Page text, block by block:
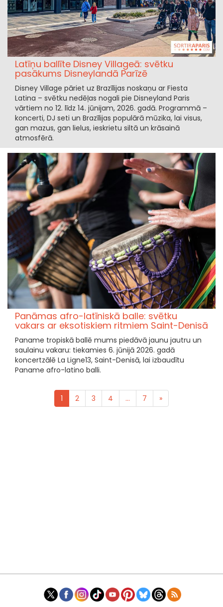
Latīņu ballīte Disney Villageā: svētku
pasākums Disneylandā Parīzē
Disney Village pāriet uz Brazīlijas noskaņu ar Fiesta
Latina – svētku nedēļas nogali pie Disneyland Paris
vārtiem no 12. līdz 14. jūnijam, 2026. gadā. Programmā –
koncerti, DJ seti un Brazīlijas populārā mūzika, lai visus,
gan mazus, gan lielus, ieskrietu siltā un krāsainā
atmosfērā.
Panāmas afro-latīniskā balle: svētku
vakars ar eksotiskiem ritmiem Saint-Denisā
Paname tropiskā ballē mums piedāvā jaunu jautru un
saulainu vakaru: tiekamies 6. jūnijā 2026. gadā
koncertzālē La Ligne13, Saint-Denisā, lai izbaudītu
Paname afro-latino balli.
1 2 3 4 ... 7 »